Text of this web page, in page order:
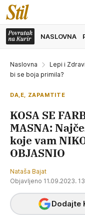
NASLOVNA
Naslovna Lepi i Zdravi
bi se boja primila?
DA,E, ZAPAMTITE
KOSA SE
MASNA:
koje vam
OBJASNIO
Nataša Bajat
Objavljeno 11.09.2023.
Dodajte